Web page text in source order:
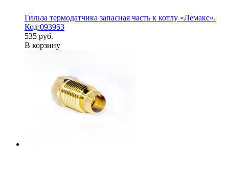
Гильза термодатчика запасная часть к котлу «Лемакс».
Код:093953
535 руб.
В корзину